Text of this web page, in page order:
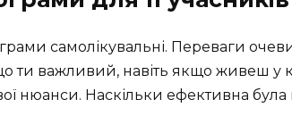
самолікувальні. Переваги
ти важливий, навіть якщо живеш у
нюанси. Наскільки ефективна